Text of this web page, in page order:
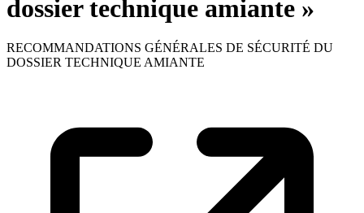
dossier technique amiante »
RECOMMANDATIONS GÉNÉRALES DE SÉCURITÉ DU
DOSSIER TECHNIQUE AMIANTE